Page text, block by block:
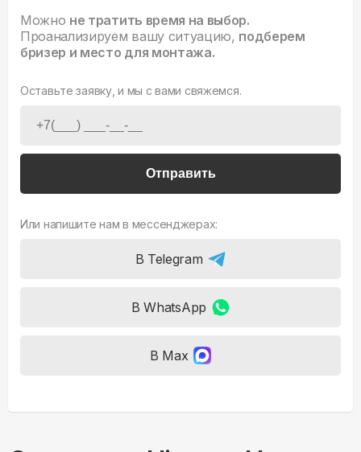
Можно не тратить время на выбор.
Проанализируем вашу ситуацию, подберем
бризер и место для монтажа.
Оставьте заявку, и мы с вами свяжемся.
Отправить
Или напишите нам в мессенджерах:
В Telegram
В WhatsApp
В Max